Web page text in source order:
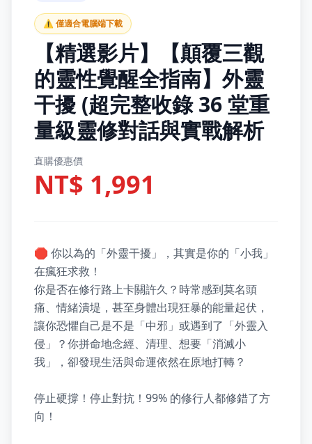
⚠️ 僅適合電腦端下載
【精選影片】【顛覆三觀
的靈性覺醒全指南】外靈
干擾 (超完整收錄 36 堂重
量級靈修對話與實戰解析
直購優惠價
NT$ 1,991
🛑 你以為的「外靈干擾」，其實是你的「小我」
在瘋狂求救！
你是否在修行路上卡關許久？時常感到莫名頭
痛、情緒潰堤，甚至身體出現狂暴的能量起伏，
讓你恐懼自己是不是「中邪」或遇到了「外靈入
侵」？你拼命地念經、清理、想要「消滅小
我」，卻發現生活與命運依然在原地打轉？
停止硬撐！停止對抗！99% 的修行人都修錯了方
向！